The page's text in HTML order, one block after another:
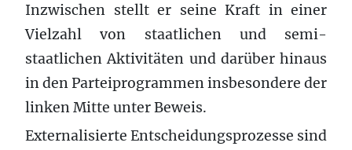
Inzwischen stellt er seine Kraft in einer
Vielzahl von staatlichen und semi-
staatlichen Aktivitäten und darüber hinaus
in den Parteiprogrammen insbesondere der
linken Mitte unter Beweis.
Externalisierte Entscheidungsprozesse sind